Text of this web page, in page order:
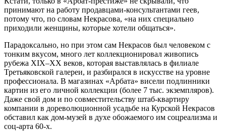
принимают на работу продавцами-консультантами геев,
потому что, по словам Некрасова, «на них специально
приходили женщины, которые хотели общаться».
Парадоксально, но при этом сам Некрасов был человеком с
тонким вкусом, много лет коллекционировал живопись
рубежа XIX–XX веков, которая выставлялась в филиале
Третьяковской галереи, и разбирался в искусстве на уровне
профессионала. В магазинах «Арбата» висели подлинники
картин из его личной коллекции (более 7 тыс. экземпляров).
Даже свой дом и по совместительству штаб-квартиру
компании в дореволюционной усадьбе на Курской Некрасов
обставил как дом-музей в духе обожаемого им соцреализма и
соц-арта 60-х.